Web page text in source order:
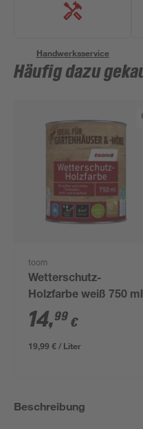
Handwerksservice
Häufig dazu
toom
Wetterschutz-
Holzfarbe weiß 750 ml
14,99 €
19,99 € / Liter
Beschreibung